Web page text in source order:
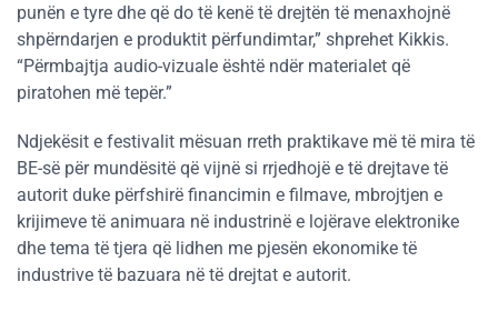
punën e tyre dhe që do të kenë të drejtën të menaxhojnë
shpërndarjen e produktit përfundimtar,” shprehet Kikkis.
“Përmbajtja audio-vizuale është ndër materialet që
piratohen më tepër.”
Ndjekësit e festivalit mësuan rreth praktikave më të mira të
BE-së për mundësitë që vijnë si rrjedhojë e të drejtave të
autorit duke përfshirë financimin e filmave, mbrojtjen e
krijimeve të animuara në industrinë e lojërave elektronike
dhe tema të tjera që lidhen me pjesën ekonomike të
industrive të bazuara në të drejtat e autorit.